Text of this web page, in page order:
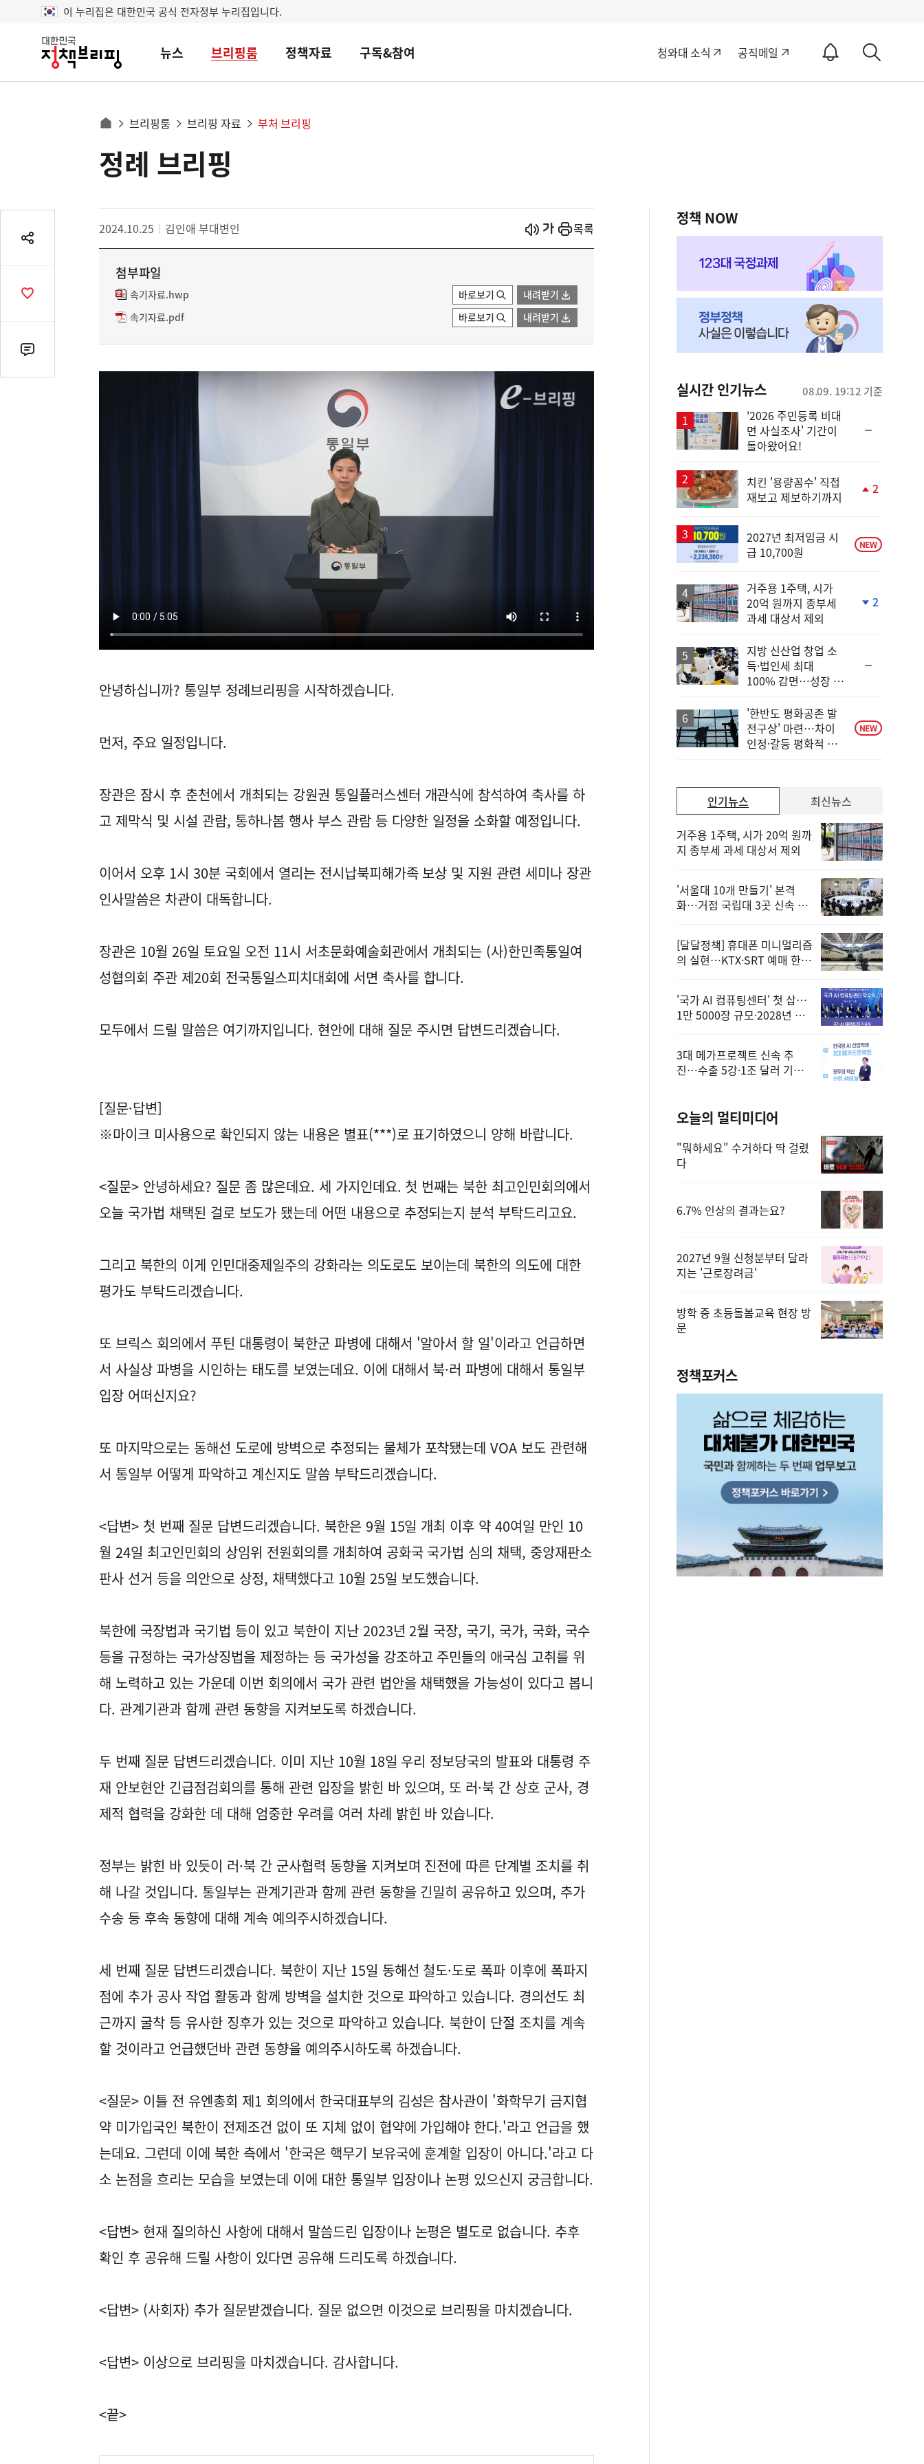
이 누리집은 대한민국 공식 전자정부 누리집입니다.
대
민
뉴스 브리핑룸 정책자료 구독&참여 청와대 소식 공직메일
알
ON
세
동
경
로
으
로
브리핑룸 브리핑 자료 부처 브리핑
영
역공
기
공
댓
글
정례 브리핑
2024.10.25 김인애 부대변인 시작
열기 목록
첨부파일
속기자료.hwp 바로보기
내려받기
속기자료.pdf
바로보기 내려받기
안녕하십니까? 통일부 정례브리핑을 시작하겠습니다.
먼저, 주요 일정입니다.
장관은 잠시 후 춘천에서 개최되는 강원권 통일플러스센터 개관식에 참석하여 축사를 하
고 제막식 및 시설 관람, 통하나봄 행사 부스 관람 등 다양한 일정을 소화할 예정입니다.
이어서 오후 1시 30분 국회에서 열리는 전시납북피해가족 보상 및 지원 관련 세미나 장관
인사말씀은 차관이 대독합니다.
장관은 10월 26일 토요일 오전 11시 서초문화예술회관에서 개최되는 (사)한민족통일여
성협의회 주관 제20회 전국통일스피치대회에 서면 축사를 합니다.
모두에서 드릴 말씀은 여기까지입니다. 현안에 대해 질문 주시면 답변드리겠습니다.
[질문·답변]
※마이크 미사용으로 확인되지 않는 내용은 별표(***)로 표기하였으니 양해 바랍니다.
<질문> 안녕하세요? 질문 좀 많은데요. 세 가지인데요. 첫 번째는 북한 최고인민회의에서
오늘 국가법 채택된 걸로 보도가 됐는데 어떤 내용으로 추정되는지 분석 부탁드리고요.
그리고 북한의 이게 인민대중제일주의 강화라는 의도로도 보이는데 북한의 의도에 대한
평가도 부탁드리겠습니다.
또 브릭스 회의에서 푸틴 대통령이 북한군 파병에 대해서 '알아서 할 일'이라고 언급하면
서 사실상 파병을 시인하는 태도를 보였는데요. 이에 대해서 북·러 파병에 대해서 통일부
입장 어떠신지요?
또 마지막으로는 동해선 도로에 방벽으로 추정되는 물체가 포착됐는데 VOA 보도 관련해
서 통일부 어떻게 파악하고 계신지도 말씀 부탁드리겠습니다.
<답변> 첫 번째 질문 답변드리겠습니다. 북한은 9월 15일 개최 이후 약 40여일 만인 10
월 24일 최고인민회의 상임위 전원회의를 개최하여 공화국 국가법 심의 채택, 중앙재판소
판사 선거 등을 의안으로 상정, 채택했다고 10월 25일 보도했습니다.
북한에 국장법과 국기법 등이 있고 북한이 지난 2023년 2월 국장, 국기, 국가, 국화, 국수
등을 규정하는 국가상징법을 제정하는 등 국가성을 강조하고 주민들의 애국심 고취를 위
해 노력하고 있는 가운데 이번 회의에서 국가 관련 법안을 채택했을 가능성이 있다고 봅니
다. 관계기관과 함께 관련 동향을 지켜보도록 하겠습니다.
두 번째 질문 답변드리겠습니다. 이미 지난 10월 18일 우리 정보당국의 발표와 대통령 주
재 안보현안 긴급점검회의를 통해 관련 입장을 밝힌 바 있으며, 또 러·북 간 상호 군사, 경
제적 협력을 강화한 데 대해 엄중한 우려를 여러 차례 밝힌 바 있습니다.
정부는 밝힌 바 있듯이 러·북 간 군사협력 동향을 지켜보며 진전에 따른 단계별 조치를 취
해 나갈 것입니다. 통일부는 관계기관과 함께 관련 동향을 긴밀히 공유하고 있으며, 추가
수송 등 후속 동향에 대해 계속 예의주시하겠습니다.
세 번째 질문 답변드리겠습니다. 북한이 지난 15일 동해선 철도·도로 폭파 이후에 폭파지
점에 추가 공사 작업 활동과 함께 방벽을 설치한 것으로 파악하고 있습니다. 경의선도 최
근까지 굴착 등 유사한 징후가 있는 것으로 파악하고 있습니다. 북한이 단절 조치를 계속
할 것이라고 언급했던바 관련 동향을 예의주시하도록 하겠습니다.
<질문> 이틀 전 유엔총회 제1 회의에서 한국대표부의 김성은 참사관이 '화학무기 금지협
약 미가입국인 북한이 전제조건 없이 또 지체 없이 협약에 가입해야 한다.'라고 언급을 했
는데요. 그런데 이에 북한 측에서 '한국은 핵무기 보유국에 훈계할 입장이 아니다.'라고 다
소 논점을 흐리는 모습을 보였는데 이에 대한 통일부 입장이나 논평 있으신지 궁금합니다.
<답변> 현재 질의하신 사항에 대해서 말씀드린 입장이나 논평은 별도로 없습니다. 추후
확인 후 공유해 드릴 사항이 있다면 공유해 드리도록 하겠습니다.
<답변> (사회자) 추가 질문받겠습니다. 질문 없으면 이것으로 브리핑을 마치겠습니다.
<답변> 이상으로 브리핑을 마치겠습니다. 감사합니다.
<끝>
정책 NOW
실시간 인기뉴스 08.09. 19:12 기준
'2026 주민등록 비대
면 사실조사' 기간이
돌아왔어요!
치킨 '용량꼼수' 직접
재보고 제보하기까지
승
2
2027년 최저임금 시
급 10,700원
NEW
거주용 1주택, 시가
20억 원까지 종부세
과세 대상서 제외
2
지방 신산업 창업 소
득·법인세 최대
100% 감면…성장 지
'한반도 평화공존 발
전구상' 마련…차이
인정·갈등 평화적 해
NEW
인기뉴스
거주용 1주택, 시가 20억 원까
지 종부세 과세 대상서 제외
'서울대 10개 만들기' 본격
화…거점 국립대 3곳 신속 선
[달달정책] 휴대폰 미니멀리즘
의 실현…KTX·SRT 예매 한
'국가 AI 컴퓨팅센터' 첫 삽…
1만 5000장 규모·2028년 완
3대 메가프로젝트 신속 추
진…수출 5강·1조 달러 기반
최신뉴스
오늘의 멀티미디어
"뭐하세요" 수거하다 딱 걸렸
다
6.7% 인상의 결과는요?
2027년 9월 신청분부터 달라
지는 '근로장려금'
방학 중 초등돌봄교육 현장 방
문
정책포커스